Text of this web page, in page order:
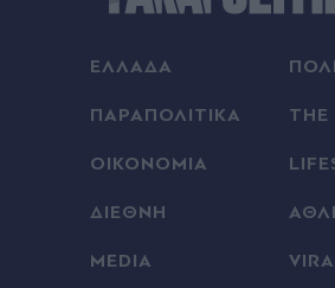
Γαλλία: Απάντησε η πρόεδρος
προδοσία - "Θέλει να ωθήσει
Europa League: Η ΤΣΣΚΑ Σόφιας
γκολ ο Παυλίδης στην εξάρα της
ΕΛΛΑΔΑ
ΠΑΡΑΠΟΛΙΤΙΚΑ THE
ΟΙΚΟΝΟΜΙΑ
ΔΙΕΘΝΗ
MEDIA